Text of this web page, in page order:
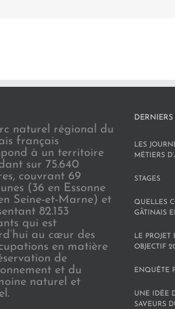
naturel régional du
français
à un territoire
sur 75.640
couvrant 69
(36 en Essonne
Seine-et-Marne) et
82.153
qui est
au cœur des
en matière
de
et du
naturel et
LES
MÉTIERS
STAGES
QUELLES
GÂTINAIS
LE PROJET
OBJECTIF
ENQUÊTE
UNE IDÉE
SAVEURS